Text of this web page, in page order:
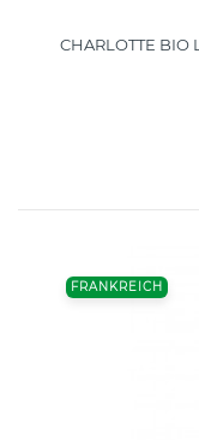
CHARLOTTE BIO
FRANKREICH